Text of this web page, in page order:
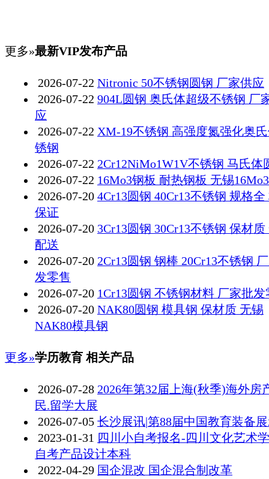
更多»最新VIP发布产品
2026-07-22 Nitronic 50不锈钢圆钢 厂家供应
2026-07-22 904L圆钢 奥氏体超级不锈钢 厂
应
2026-07-22 XM-19不锈钢 高强度氮强化奥
锈钢
2026-07-22 2Cr12NiMo1W1V不锈钢 马氏体
2026-07-22 16Mo3钢板 耐热钢板 无锡
2026-07-20 4Cr13圆钢 40Cr13不锈钢 规格全
保证
2026-07-20 3Cr13圆钢 30Cr13不锈钢 保材质
配送
2026-07-20 2Cr13圆钢 钢棒 20Cr13不锈钢
发零售
2026-07-20 1Cr13圆钢 不锈钢材料 厂家批发
2026-07-20 NAK80圆钢 模具钢 保材质 无锡
NAK80模具钢
更多»学历教育 相关产品
2026-07-28 2026年第32届上海(秋季)海外房
民.留学大展
2026-07-05 长沙展讯|第88届中国教育装备
2023-01-31 四川小自考报名-四川文化艺术
自考产品设计本科​‌‌
2022-04-29 国企混改 国企混合制改革